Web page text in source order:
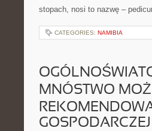
stopach, nosi to nazwę –
CATEGORIES: NAMIBIA
MNÓSTWO
GOSPODARCZEJ